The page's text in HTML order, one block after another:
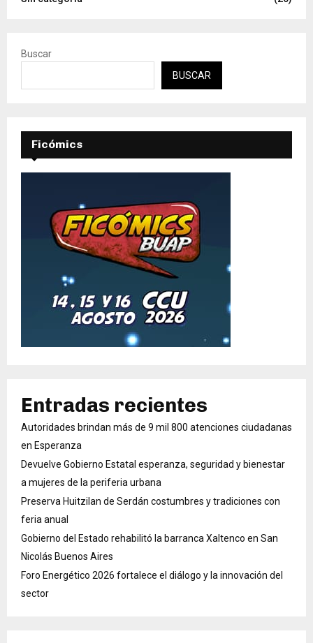
Buscar
BUSCAR
Ficómics
Entradas recientes
Autoridades brindan más de 9 mil 800 atenciones ciudadanas
en Esperanza
Devuelve Gobierno Estatal esperanza, seguridad y bienestar
a mujeres de la periferia urbana
Preserva Huitzilan de Serdán costumbres y tradiciones con
feria anual
Gobierno del Estado rehabilitó la barranca Xaltenco en San
Nicolás Buenos Aires
Foro Energético 2026 fortalece el diálogo y la innovación del
sector